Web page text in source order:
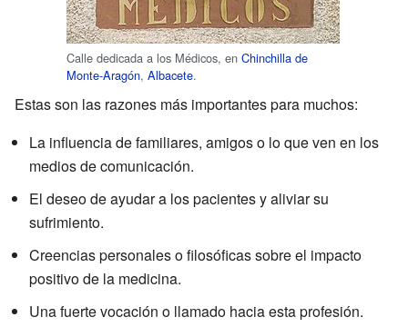
Calle dedicada a los Médicos, en Chinchilla de
Monte-Aragón, Albacete.
Estas son las razones más importantes para muchos:
La influencia de familiares, amigos o lo que ven en los
medios de comunicación.
El deseo de ayudar a los pacientes y aliviar su
sufrimiento.
Creencias personales o filosóficas sobre el impacto
positivo de la medicina.
Una fuerte vocación o llamado hacia esta profesión.